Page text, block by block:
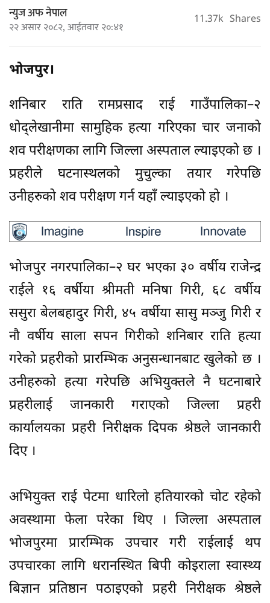
न्युज अफ नेपाल
२२ असार २०८२, आईतवार २०:४१ 11.37k Shares
भोजपुर।
शनिबार राति रामप्रसाद राई गाउँपालिका–२
धोद्लेखानीमा सामुहिक हत्या गरिएका चार जनाको
शव परीक्षणका लागि जिल्ला अस्पताल ल्याइएको छ ।
प्रहरीले घटनास्थलको मुचुल्का तयार गरेपछि
उनीहरुको शव परीक्षण गर्न यहाँ ल्याइएको हो ।
भोजपुर नगरपालिका–२ घर भएका ३० वर्षीय राजेन्द्र
राईले १६ वर्षीया श्रीमती मनिषा गिरी, ६८ वर्षीय
ससुरा बेलबहादुर गिरी, ४५ वर्षीया सासु मञ्जु गिरी र
नौ वर्षीय साला सपन गिरीको शनिबार राति हत्या
गरेको प्रहरीको प्रारम्भिक अनुसन्धानबाट खुलेको छ ।
उनीहरुको हत्या गरेपछि अभियुक्तले नै घटनाबारे
प्रहरीलाई जानकारी गराएको जिल्ला प्रहरी
कार्यालयका प्रहरी निरीक्षक दिपक श्रेष्ठले जानकारी
दिए ।
अभियुक्त राई पेटमा धारिलो हतियारको चोट रहेको
अवस्थामा फेला परेका थिए । जिल्ला अस्पताल
भोजपुरमा प्रारम्भिक उपचार गरी राईलाई थप
उपचारका लागि धरानस्थित बिपी कोइराला स्वास्थ्य
बिज्ञान प्रतिष्ठान पठाइएको प्रहरी निरीक्षक श्रेष्ठले